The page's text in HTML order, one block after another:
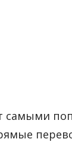
самыми